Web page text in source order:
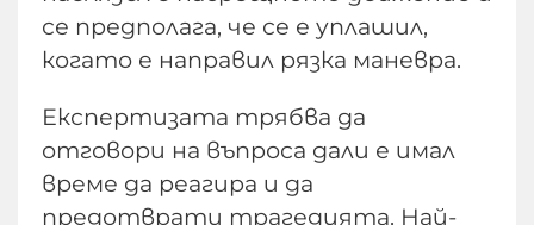
се предполага, че се е уплашил,
когато е направил рязка маневра.
Експертизата трябва да
отговори на въпроса дали е имал
време да реагира и да
предотврати трагедията. Най-